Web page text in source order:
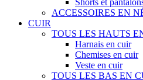
Shorts et
ACCESSOIRES EN
CUIR
TOUS LES HAUTS
Harnais en cuir
Chemises en cuir
Veste en cuir
TOUS LES BAS EN